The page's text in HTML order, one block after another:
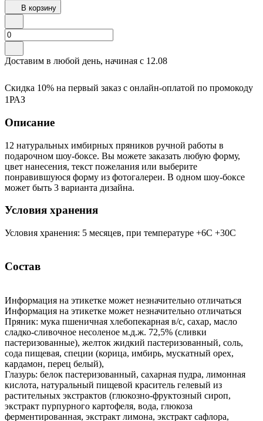
В корзину
Доставим в любой день, начиная с 12.08
Скидка 10% на первый заказ с онлайн-оплатой по промокоду
1РАЗ
Описание
12 натуральных имбирных пряников ручной работы в
подарочном шоу-боксе. Вы можете заказать любую форму,
цвет нанесения, текст пожелания или выберите
понравившуюся форму из фотогалереи. В одном шоу-боксе
может быть 3 варианта дизайна.
Условия хранения
Условия хранения: 5 месяцев, при температуре +6С +30С
Состав
Информация на этикетке может незначительно отличаться
Информация на этикетке может незначительно отличаться
Пряник: мука пшеничная хлебопекарная в/с, сахар, масло
сладко-сливочное несоленое м.д.ж. 72,5% (сливки
пастеризованные), желток жидкий пастеризованный, соль,
сода пищевая, специи (корица, имбирь, мускатный орех,
кардамон, перец белый),
Глазурь: белок пастеризованный, сахарная пудра, лимонная
кислота, натуральный пищевой краситель гелевый из
растительных экстрактов (глюкозно-фруктозный сироп,
экстракт пурпурного картофеля, вода, глюкоза
ферментированная, экстракт лимона, экстракт сафлора,